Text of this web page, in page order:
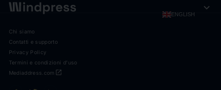
ENGLISH expand_more
Chi siamo
Contatti e supporto
Privacy Policy
Termini e condizioni d'uso
open_in_new
Mediaddress.com